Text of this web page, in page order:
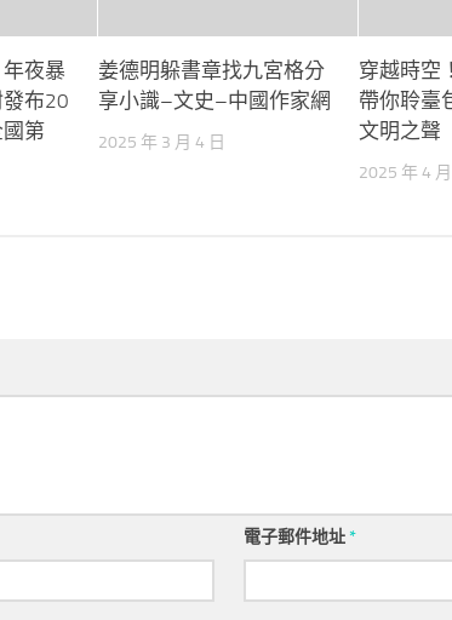
夜暴
布20
第
姜德明躲書章找九宮格分
享小識–文史–中國作家網
2025 年 3 月 4 日
穿越時空
帶你聆臺
文明之聲
2025 年 4
電子郵件地址*